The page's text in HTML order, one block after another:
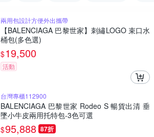
兩用包設計方便外出攜帶
【BALENCIAGA 巴黎世家】刺繡LOGO 束口水
桶包(多色選)
$19,500
活動
台灣專櫃112900
BALENCIAGA 巴黎世家 Rodeo S 暢貨出清 垂
墜小牛皮兩用托特包-3色可選
$95,888 87折